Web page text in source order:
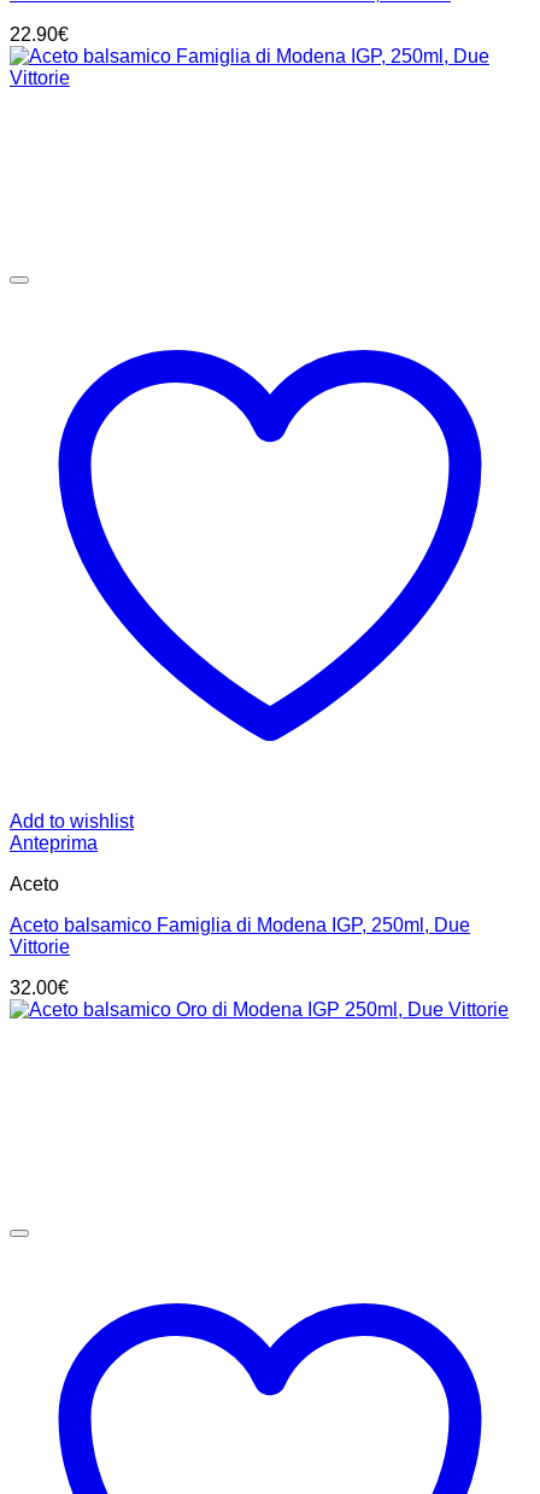
22.90€
Add to wishlist
Anteprima
Aceto
Aceto balsamico Famiglia di Modena IGP, 250ml, Due
Vittorie
32.00€